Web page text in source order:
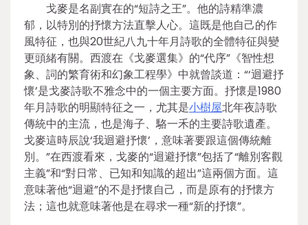
戈麥是名副實在的“短詩之王”。他的詩精準濃
郁，以特別的抒懷方法直擊人心。這既是他自己的作
風特征，也與20世紀八九十年月詩歌的全體特征與變
更頭緒有關。西渡在《戈麥選集》的“代序”《智性想
象、詞的繁育術和幻象工程學》中就曾談道：“‘迴避抒
懷’是戈麥詩歌不雅念中的一個主要方面。抒懷是1980
年月詩歌的明顯特征之一，尤其是小樹屋北年夜詩歌
傳統中的主流，也是海子、駱一禾的主要詩歌遺產。
戈麥這時辰說‘我迴避抒懷’，意味著要跟這個傳統離
別。”在西渡看來，戈麥的“迴避抒懷”包括了“離別客觀
主義”和“對日常、已知和知識的超出”這兩個方面。這
意味著他“迴避”的不是抒懷自己，而是原有的抒懷方
法；這也就意味著他是在尋求一種“新的抒懷”。